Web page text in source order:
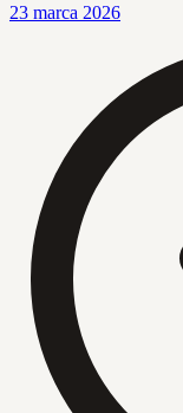
23 marca 2026